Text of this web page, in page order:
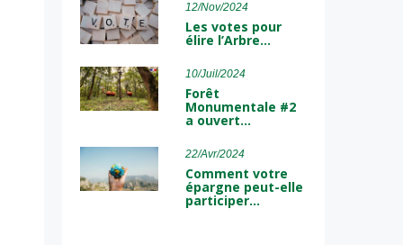
12/Nov/2024
Les votes pour
élire l’Arbre…
10/Juil/2024
Forêt
Monumentale #2
a ouvert…
22/Avr/2024
Comment votre
épargne peut-elle
participer…